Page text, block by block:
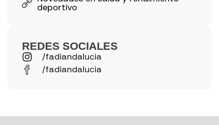
deportivo
REDES SOCIALES
/fadiandalucia
/fadiandalucia